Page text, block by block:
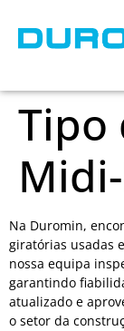
Tipo
Na Duromin,
giratórias usadas
nossa equipa
garantindo
atualizado e
o setor da